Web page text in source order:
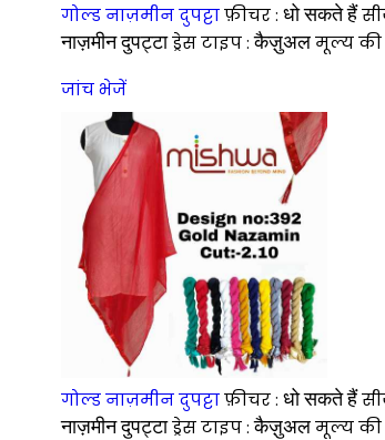
गोल्ड नाज़मीन दुपट्टाफ़ीचर : धो सकते हैं
नाज़मीन दुपट्टाड्रेस टाइप :कैज़ुअलमूल्य की
जांच भेजें
गोल्ड नाज़मीन दुपट्टाफ़ीचर : धो सकते हैं
नाज़मीन दुपट्टाड्रेस टाइप :कैज़ुअलमूल्य की